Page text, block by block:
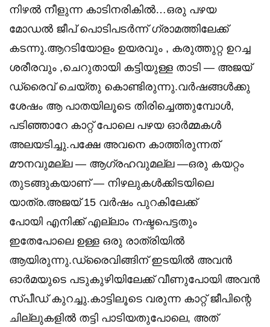
നിഴൽ നീളുന്ന കാടിനരികിൽ…ഒരു പഴയ
മോഡൽ ജീപ് പൊടിപടർന്ന് ഗ്രാമത്തിലേക്ക്
കടന്നു.ആറടിയോളം ഉയരവും , കരുത്തുറ്റ ഉറച്ച
ശരീരവും ,ചെറുതായി കട്ടിയുള്ള താടി — അജയ്
ഡ്രൈവ് ചെയ്തു കൊണ്ടിരുന്നു.വർഷങ്ങൾക്കു
ശേഷം ആ പാതയിലൂടെ തിരിച്ചെത്തുമ്പോൾ,
പടിഞ്ഞാറേ കാറ്റ് പോലെ പഴയ ഓർമ്മകൾ
അലയടിച്ചു.പക്ഷേ അവനെ കാത്തിരുന്നത്
മൗനവുമല്ല — ആഗ്രഹവുമല്ല —ഒരു കയറ്റം
തുടങ്ങുകയാണ് — നിഴലുകൾക്കിടയിലെ
യാത്ര.അജയ് 15 വർഷം പുറകിലേക്ക്
പോയി എനിക്ക് എല്ലാം നഷ്ടപെട്ടതും
ഇതേപോലെ ഉള്ള ഒരു രാത്രിയിൽ
ആയിരുന്നു.ഡ്രൈവിങ്ങിന് ഇടയിൽ അവൻ
ഓർമയുടെ പടുകുഴിയിലേക്ക് വീണുപോയി അവൻ
സ്പീഡ് കുറച്ചു.കാട്ടിലൂടെ വരുന്ന കാറ്റ് ജീപിന്റെ
ചില്ലുകളിൽ തട്ടി പാടിയതുപോലെ, അത്